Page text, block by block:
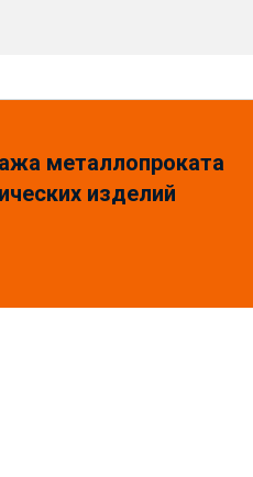
металлопроката
изделий